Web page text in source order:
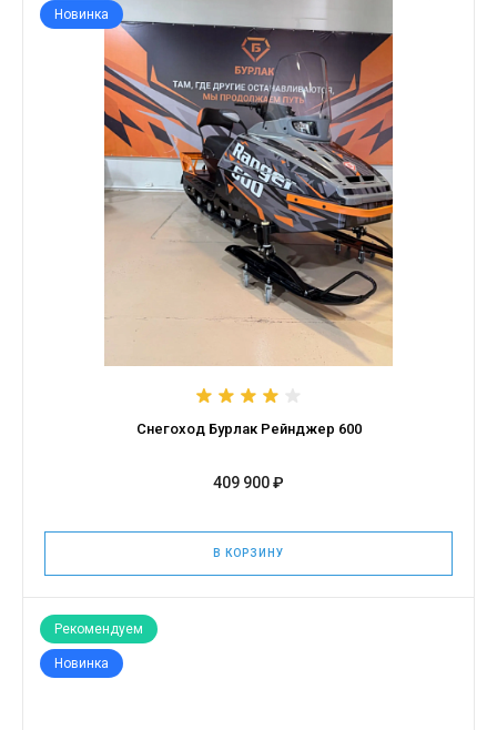
Новинка
Снегоход Бурлак Рейнджер 600
409 900 ₽
В КОРЗИНУ
Рекомендуем
Новинка